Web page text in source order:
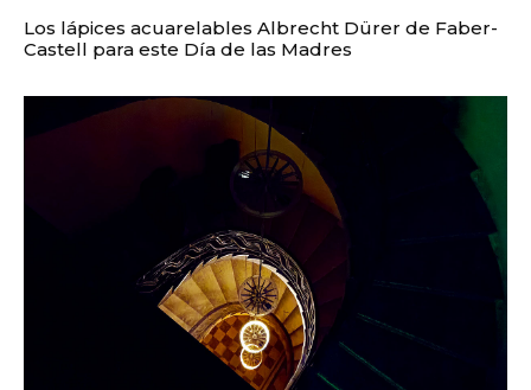
Los lápices acuarelables Albrecht Dürer de Faber-
Castell para este Día de las Madres